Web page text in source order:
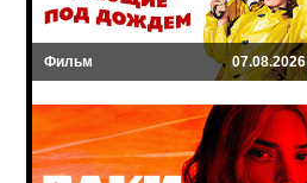
Фильм 07.08.2026